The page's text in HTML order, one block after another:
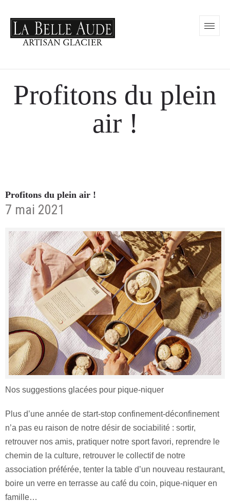
Profitons du plein
air !
Profitons du plein air !
7 mai 2021
Nos suggestions glacées pour pique-niquer
Plus d’une année de start-stop confinement-déconfinement
n’a pas eu raison de notre désir de sociabilité : sortir,
retrouver nos amis, pratiquer notre sport favori, reprendre le
chemin de la culture, retrouver le collectif de notre
association préférée, tenter la table d’un nouveau restaurant,
boire un verre en terrasse au café du coin, pique-niquer en
famille…